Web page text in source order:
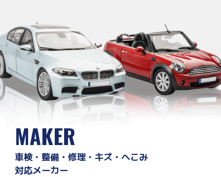
MAKER
車検・整備・修理・キズ・へこみ
対応メーカー